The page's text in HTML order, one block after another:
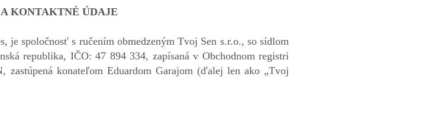
KONTAKTNÉ ÚDAJE
je spoločnosť s ručením obmedzeným Tvoj Sen s.r.o., so sídlom
republika, IČO: 47 894 334, zapísaná v Obchodnom registri
zastúpená konateľom Eduardom Garajom (ďalej len ako „Tvoj